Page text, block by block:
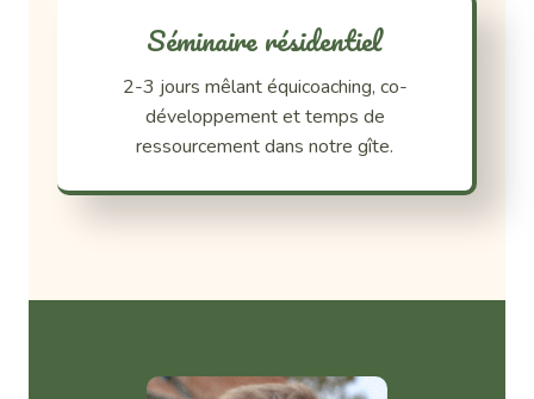
Séminaire résidentiel
2-3 jours mêlant équicoaching, co-
développement et temps de
ressourcement dans notre gîte.